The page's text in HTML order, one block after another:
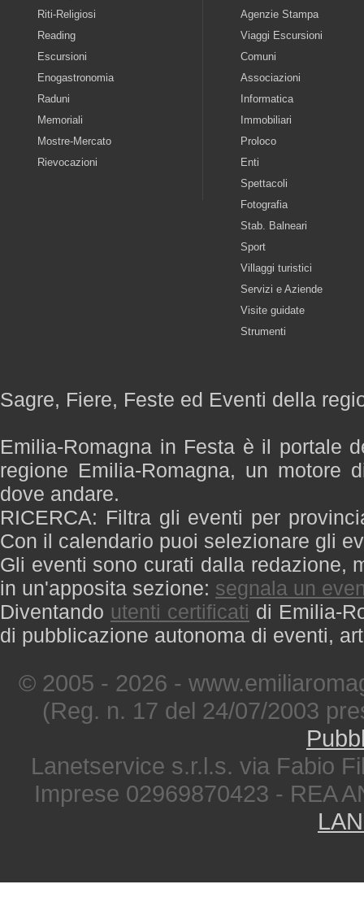
Riti-Religiosi
Reading
Escursioni
Enogastronomia
Raduni
Memoriali
Mostre-Mercato
Rievocazioni
Agenzie Stampa
Viaggi Escursioni
Comuni
Associazioni
Informatica
Immobiliari
Proloco
Enti
Spettacoli
Fotografia
Stab. Balneari
Sport
Villaggi turistici
Servizi e Aziende
Visite guidate
Strumenti
Sagre, Fiere, Feste ed Eventi della
Emilia-Romagna in Festa è il portale
regione Emilia-Romagna, un motore
dove andare.
RICERCA: Filtra gli eventi per
Con il calendario puoi selezionare gli
Gli eventi sono curati dalla redazione,
in un'apposita sezione: segnala un
Diventando utenti certificati di Emilia-
di pubblicazione autonoma di eventi,
© 2005 - 2026 -
(Reg. n. 17 del 24/07/2003
Lanetservice s.r.l.s. via Fabio
Imprese 02969870423 - REA